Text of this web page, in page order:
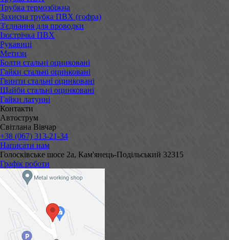
Трубка термозбіжна
Захисна трубка ПВХ (гофра)
З'єднання для проводки
Ізострічка ПВХ
Рукавиці
Метизи
Болти стальні оцинковані
Гайки стальні оцинковані
Гвинти стальні оцинковані
Шайби стальні оцинковані
Гайки латунні
Контакти
Автострум
Світлана Вівчар
+38 (067) 313-21-34
Написати нам
Голосківське шосе 2а, Кам'янець-Подільський 32315
Графік роботи